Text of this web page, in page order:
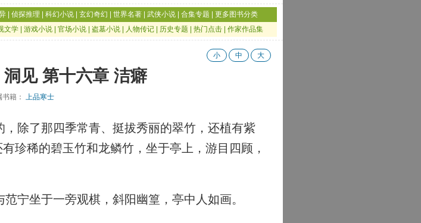
侦探推理 科幻小说 玄幻奇幻 世界名著 武侠小说 合集专题
更多图书分类
文学 游戏小说 官场小说 盗墓小说 人物传记 历史专题 热门点击 作家作品集
小 中 大
见 第十六章 洁癖
书籍： 上品寒士
除了那四季常青、挺拔秀丽的翠竹，还植有紫
珍稀的碧玉竹和龙鳞竹，坐于亭上，游目四顾，
宁坐于一旁观棋，斜阳幽篁，亭中人如画。